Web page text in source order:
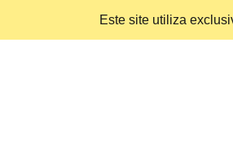
Este site utiliza